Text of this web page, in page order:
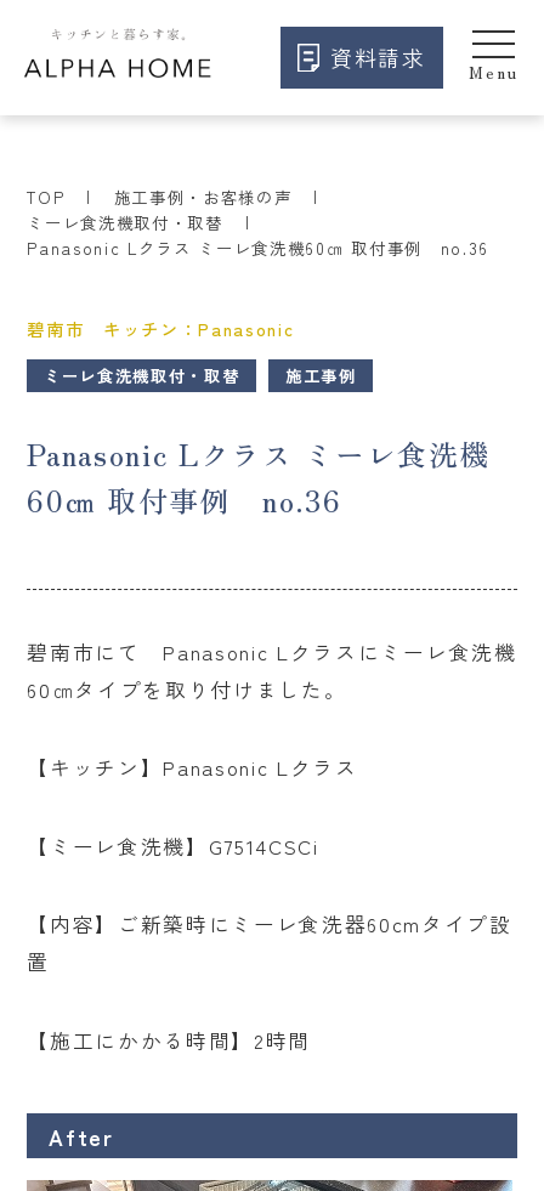
資料請求
TOP
施工事例・お客様の声
ミーレ食洗機取付・取替
Panasonic Lクラス ミーレ食洗機60㎝ 取付事例 no.36
碧南市 キッチン：Panasonic
ミーレ食洗機取付・取替 施工事例
Panasonic Lクラス ミーレ食洗機
60㎝ 取付事例 no.36
碧南市にて Panasonic Lクラスにミーレ食洗機
60㎝タイプを取り付けました。
【キッチン】Panasonic Lクラス
【ミーレ食洗機】G7514CSCi
【内容】ご新築時にミーレ食洗器60cmタイプ設
置
【施工にかかる時間】2時間
After